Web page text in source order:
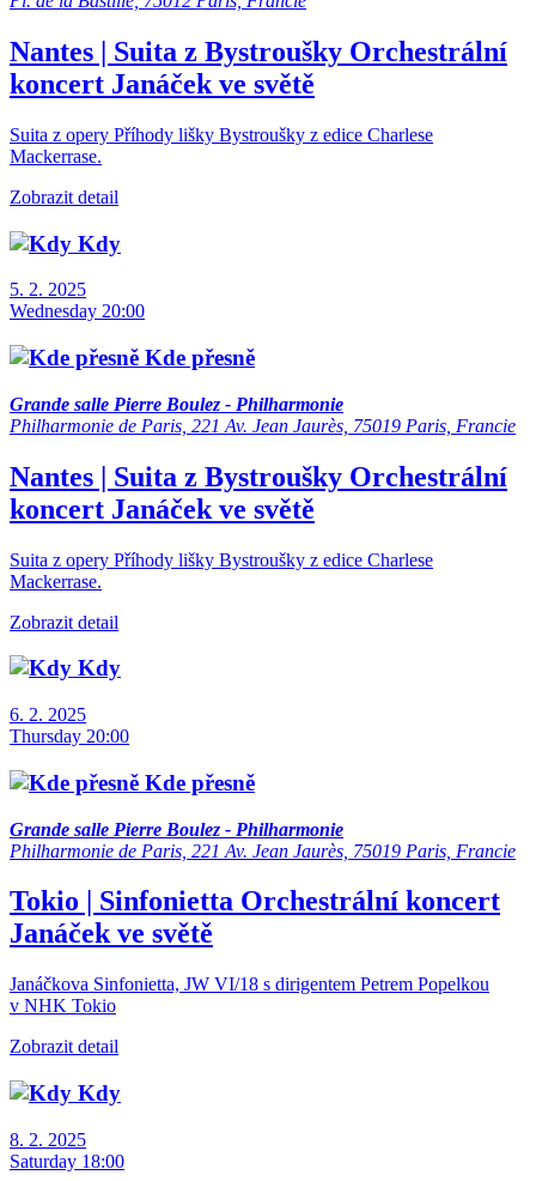
Nantes | Suita z Bystroušky Orchestrální
koncert Janáček ve světě
Suita z opery Příhody lišky Bystroušky z edice Charlese
Mackerrase.
Zobrazit detail
Kdy
5. 2. 2025
Wednesday 20:00
Kde přesně
Grande salle Pierre Boulez - Philharmonie
Philharmonie de Paris, 221 Av. Jean Jaurès, 75019 Paris, Francie
Nantes | Suita z Bystroušky Orchestrální
koncert Janáček ve světě
Suita z opery Příhody lišky Bystroušky z edice Charlese
Mackerrase.
Zobrazit detail
Kdy
6. 2. 2025
Thursday 20:00
Kde přesně
Grande salle Pierre Boulez - Philharmonie
Philharmonie de Paris, 221 Av. Jean Jaurès, 75019 Paris, Francie
Tokio | Sinfonietta Orchestrální koncert
Janáček ve světě
Janáčkova Sinfonietta, JW VI/18 s dirigentem Petrem Popelkou
v NHK Tokio
Zobrazit detail
Kdy
8. 2. 2025
Saturday 18:00